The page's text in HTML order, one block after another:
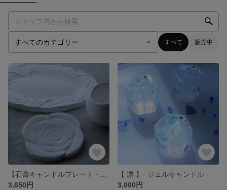
すべて 販売中
3,650円
【 凛 】- ジェルキャンドル -
3,000円